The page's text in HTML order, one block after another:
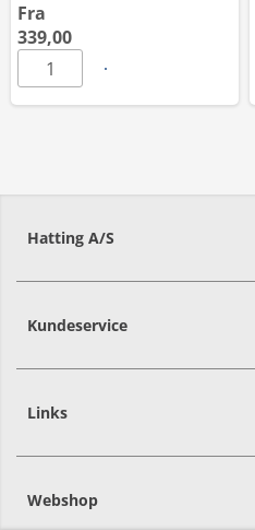
Fra
339,00
Hatting A/S
8700Horsens
Kundeservice
Links
Webshop